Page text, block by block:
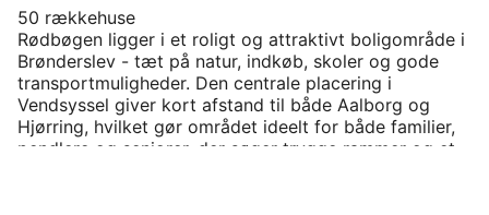
50 rækkehuse
Rødbøgen ligger i et roligt og attraktivt boligområde i
Brønderslev - tæt på natur, indkøb, skoler og gode
transportmuligheder. Den centrale placering i
Vendsyssel giver kort afstand til både Aalborg og
Hjørring, hvilket gør området ideelt for både familier,
pendlere og seniorer, der søger trygge rammer og et